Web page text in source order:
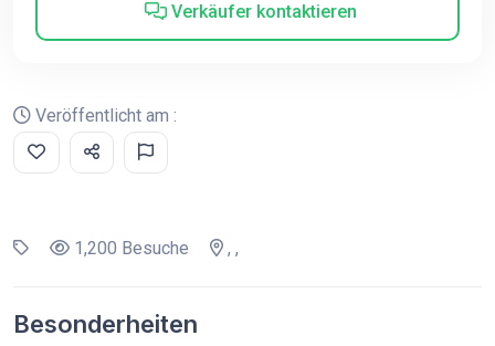
Verkäufer kontaktieren
Veröffentlicht am :
1,200 Besuche , ,
Besonderheiten